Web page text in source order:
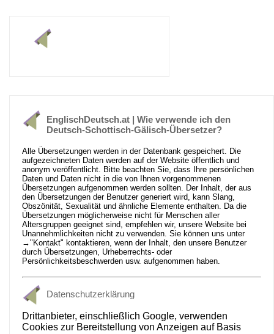
EnglischDeutsch.at | Wie verwende ich den
Deutsch-Schottisch-Gälisch-Übersetzer?
Alle Übersetzungen werden in der Datenbank gespeichert. Die
aufgezeichneten Daten werden auf der Website öffentlich und
anonym veröffentlicht. Bitte beachten Sie, dass Ihre persönlichen
Daten und Daten nicht in die von Ihnen vorgenommenen
Übersetzungen aufgenommen werden sollten. Der Inhalt, der aus
den Übersetzungen der Benutzer generiert wird, kann Slang,
Obszönität, Sexualität und ähnliche Elemente enthalten. Da die
Übersetzungen möglicherweise nicht für Menschen aller
Altersgruppen geeignet sind, empfehlen wir, unsere Website bei
Unannehmlichkeiten nicht zu verwenden. Sie können uns unter
→"Kontakt" kontaktieren, wenn der Inhalt, den unsere Benutzer
durch Übersetzungen, Urheberrechts- oder
Persönlichkeitsbeschwerden usw. aufgenommen haben.
Datenschutzerklärung
Drittanbieter, einschließlich Google, verwenden
Cookies zur Bereitstellung von Anzeigen auf Basis